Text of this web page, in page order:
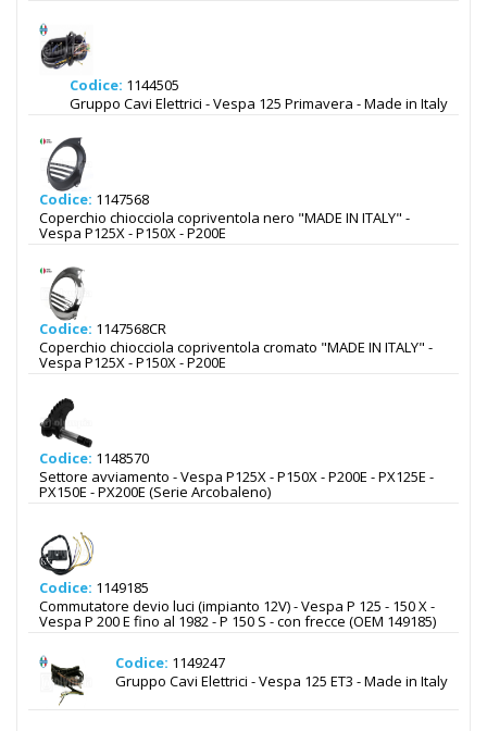
Codice: 1144505
Gruppo Cavi Elettrici - Vespa 125 Primavera - Made in Italy
Codice: 1147568
Coperchio chiocciola copriventola nero "MADE IN ITALY" -
Vespa P125X - P150X - P200E
Codice: 1147568CR
Coperchio chiocciola copriventola cromato "MADE IN ITALY" -
Vespa P125X - P150X - P200E
Codice: 1148570
Settore avviamento - Vespa P125X - P150X - P200E - PX125E -
PX150E - PX200E (Serie Arcobaleno)
Codice: 1149185
Commutatore devio luci (impianto 12V) - Vespa P 125 - 150 X -
Vespa P 200 E fino al 1982 - P 150 S - con frecce (OEM 149185)
Codice: 1149247
Gruppo Cavi Elettrici - Vespa 125 ET3 - Made in Italy